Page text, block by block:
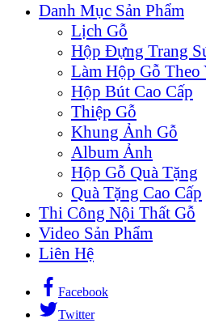
Danh Mục Sản Phẩm
Lịch Gỗ
Hộp Đựng Trang
Làm Hộp Gỗ Theo
Hộp Bút Cao Cấp
Thiệp Gỗ
Khung Ảnh Gỗ
Album Ảnh
Hộp Gỗ Quà Tặng
Quà Tặng Cao Cấp
Thi Công Nội Thất Gỗ
Video Sản Phẩm
Liên Hệ
Facebook
Twitter